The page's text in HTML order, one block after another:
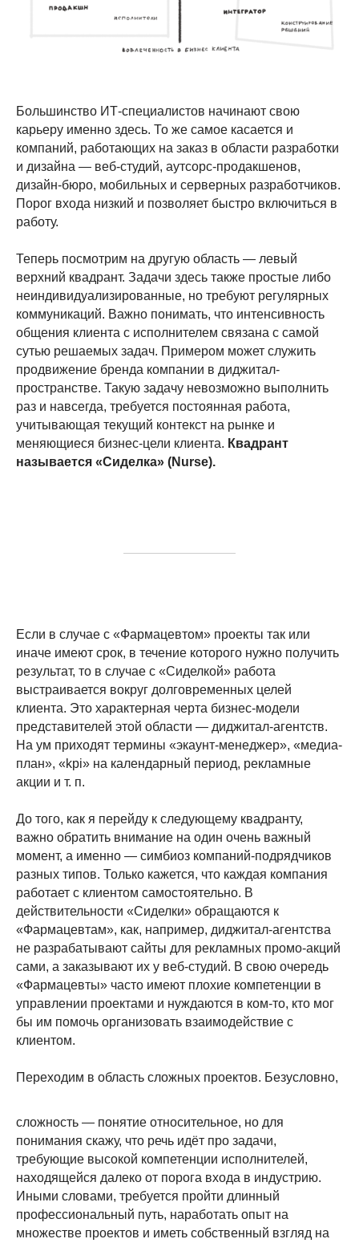
Большинство ИТ-специалистов начинают свою
карьеру именно здесь. То же самое касается и
компаний, работающих на заказ в области разработки
и дизайна — веб-студий, аутсорс-продакшенов,
дизайн-бюро, мобильных и серверных разработчиков.
Порог входа низкий и позволяет быстро включиться в
работу.
Теперь посмотрим на другую область — левый
верхний квадрант. Задачи здесь также простые либо
неиндивидуализированные, но требуют регулярных
коммуникаций. Важно понимать, что интенсивность
общения клиента с исполнителем связана с самой
сутью решаемых задач. Примером может служить
продвижение бренда компании в диджитал-
пространстве. Такую задачу невозможно выполнить
раз и навсегда, требуется постоянная работа,
учитывающая текущий контекст на рынке и
меняющиеся бизнес-цели клиента. Квадрант
называется «Сиделка» (Nurse).
Если в случае с «Фармацевтом» проекты так или
иначе имеют срок, в течение которого нужно получить
результат, то в случае с «Сиделкой» работа
выстраивается вокруг долговременных целей
клиента. Это характерная черта бизнес-модели
представителей этой области — диджитал-агентств.
На ум приходят термины «экаунт-менеджер», «медиа-
план», «kpi» на календарный период, рекламные
акции и т. п.
До того, как я перейду к следующему квадранту,
важно обратить внимание на один очень важный
момент, а именно — симбиоз компаний-подрядчиков
разных типов. Только кажется, что каждая компания
работает с клиентом самостоятельно. В
действительности «Сиделки» обращаются к
«Фармацевтам», как, например, диджитал-агентства
не разрабатывают сайты для рекламных промо-акций
сами, а заказывают их у веб-студий. В свою очередь
«Фармацевты» часто имеют плохие компетенции в
управлении проектами и нуждаются в ком-то, кто мог
бы им помочь организовать взаимодействие с
клиентом.
Переходим в область сложных проектов. Безусловно,
сложность — понятие относительное, но для
понимания скажу, что речь идёт про задачи,
требующие высокой компетенции исполнителей,
находящейся далеко от порога входа в индустрию.
Иными словами, требуется пройти длинный
профессиональный путь, наработать опыт на
множестве проектов и иметь собственный взгляд на